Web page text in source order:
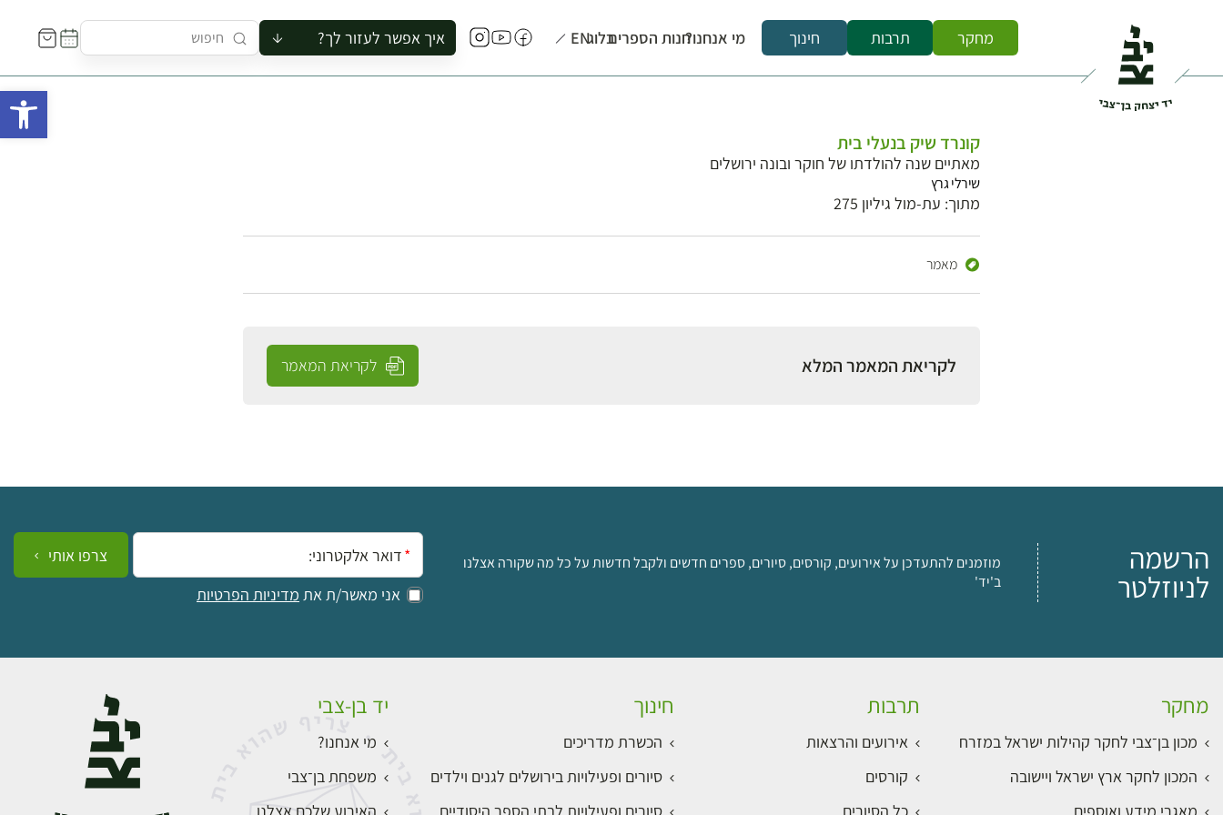
מחקר תרבות חינוך מי אנחנו?חנות הספריםבלוגEN איך אפשר לעזור לך?
להזמין סיור לקבוצה
קונרד שיק בנעלי בית
מאתיים שנה להולדתו של חוקר ובונה ירושלים
שירלי גרץ
מתוך: עת-מול גיליון 275
מאמר
לקריאת המאמר המלא לקריאת המאמר
הרשמה
לניוזלטר
מוזמנים להתעדכן על אירועים, קורסים, סיורים, ספרים חדשים ולקבל חדשות על כל מה שקורה אצלנו
ב'יד'
אימייל:
אני מאשר/ת את מדיניות הפרטיות
צרפו אותי
מחקר
מכון בן־צבי לחקר קהילות ישראל במזרח
המכון לחקר ארץ ישראל ויישובה
תרבות
אירועים והרצאות
קורסים
חינוך
הכשרת מדריכים
סיורים ופעילויות בירושלים לגנים וילדים
יד בן-צבי
מי אנחנו?
משפחת בן־צבי